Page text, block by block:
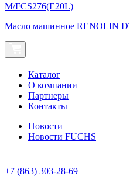
M/FCS276(E20L)
Масло машинное RENOLIN
Каталог
О компании
Партнеры
Контакты
Новости
Новости FUCHS
+7 (863) 303-28-69